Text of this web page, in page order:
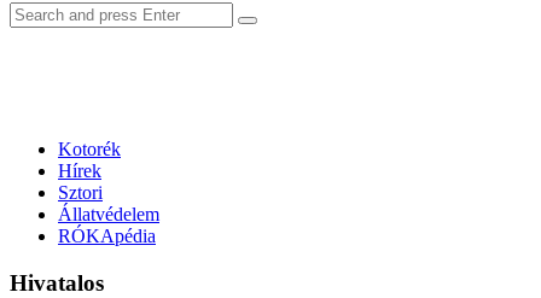
Search
for:
Search
Kotorék
Hírek
Sztori
Állatvédelem
RÓKApédia
Hivatalos